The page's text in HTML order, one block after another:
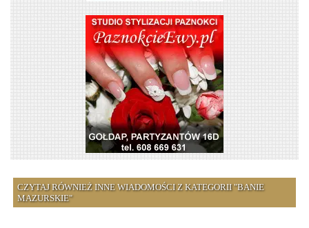
CZYTAJ RÓWNIEŻ INNE WIADOMOŚCI Z KATEGORII "BANIE
MAZURSKIE"